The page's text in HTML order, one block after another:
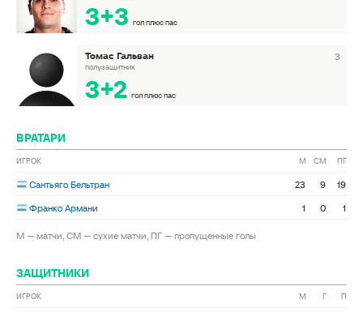
3+3 гол плюс пас
Томас Гальван
полузащитник
3+2 гол плюс пас
3
ВРАТАРИ
ИГРОК М СМ ПГ
Сантьяго Бельтран 23 9
19
Франко Армани
1 0 1
М — матчи, СМ — сухие матчи, ПГ — пропущенные голы
ЗАЩИТНИКИ
ИГРОК М Г П